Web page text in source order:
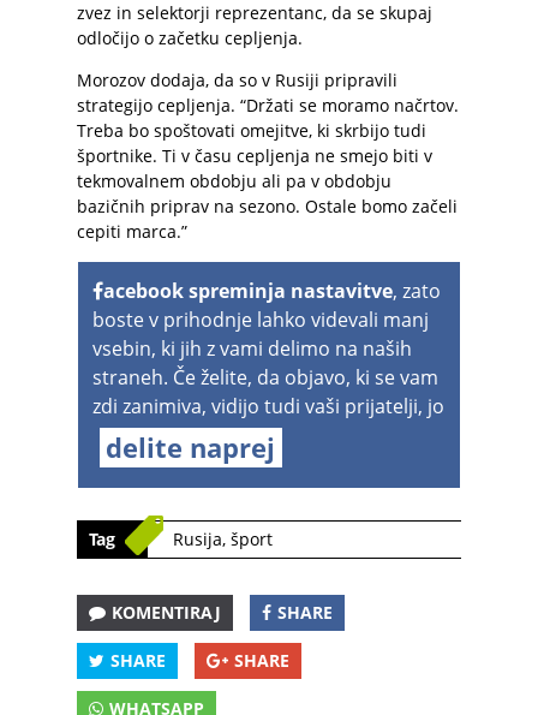
zvez in selektorji reprezentanc, da se skupaj
odločijo o začetku cepljenja.
Morozov dodaja, da so v Rusiji pripravili
strategijo cepljenja. “Držati se moramo načrtov.
Treba bo spoštovati omejitve, ki skrbijo tudi
športnike. Ti v času cepljenja ne smejo biti v
tekmovalnem obdobju ali pa v obdobju
bazičnih priprav na sezono. Ostale bomo začeli
cepiti marca.”
acebook spreminja nastavitve, zato
boste v prihodnje lahko videvali manj
vsebin, ki jih z vami delimo na naših
straneh. Če želite, da objavo, ki se vam
zdi zanimiva, vidijo tudi vaši prijatelji, jo
delite naprej
Tag Rusija, šport
KOMENTIRAJ SHARE
SHARE SHARE
WHATSAPP